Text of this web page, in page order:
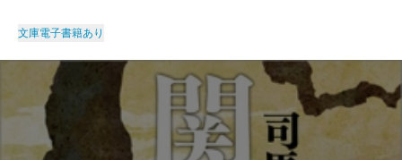
文庫電子書籍あり